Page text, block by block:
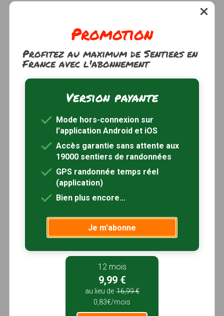
Castelnau-d'Aude, Aude (11)
Tracé GPS
Promotion
Profitez au maximum de Sentiers en
France avec l'abonnement
Version payante
Mode hors-connexion sur
l'application Android et iOS
Accès garantie sans attente aux
19000 sentiers de randonnées
GPS randonnée temps réel
(application)
Bien plus encore...
Je m'abonne
12 mois
9,99 €
au lieu de 16,99 €
0,83€/mois